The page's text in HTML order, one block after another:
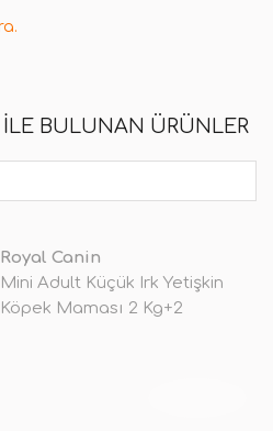
BULUNAN ÜRÜNLER
Royal Canin
Mini Adult Küçük Irk Yetişkin
Köpek Maması 2 Kg+2